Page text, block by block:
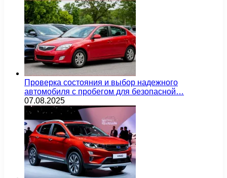
Проверка состояния и выбор надежного
автомобиля с пробегом для безопасной…
07.08.2025